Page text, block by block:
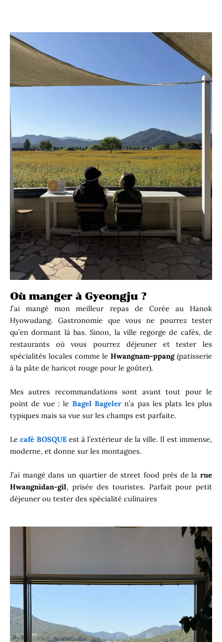
Où manger à Gyeongju ?
J’ai mangé mon meilleur repas de Corée au Hanok
Hyowudang. Gastronomie que vous ne pourrez tester
qu’en dormant là bas. Sinon, la ville regorge de cafés, de
restaurants où vous pourrez déjeuner et tester les
spécialités locales comme leHwangnam-ppang(patisserie
à la pâte de haricot rouge pour le goûter).
Mes autres recommandations sont avant tout pour le
point de vue : le Bagel Bageler n’a pas les plats les plus
typiques mais sa vue sur les champs est parfaite.
Lecafé BOSQUEest à l’extérieur de la ville. Il est immense,
moderne, et donne sur les montagnes.
J’ai mangé dans un quartier de street food près de la rue
Hwangnidan-gil, prisée des touristes. Parfait pour petit
déjeuner ou tester des spécialité culinaires